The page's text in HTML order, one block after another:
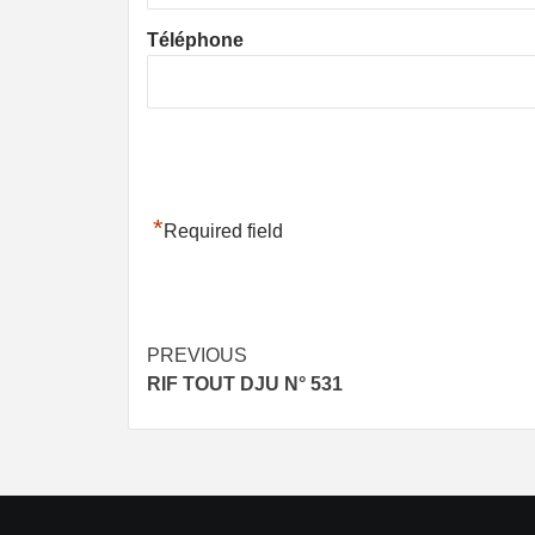
Téléphone
*Required field
Post
navigation
PREVIOUS
RIF TOUT DJU N° 531